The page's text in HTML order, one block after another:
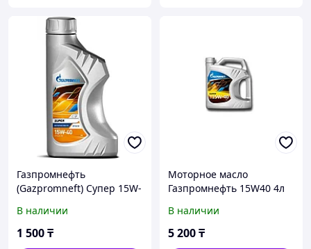
Газпромнефть
(Gazpromneft) Супер 15W-
В наличии
1 500₸
Моторное масло
Газпромнефть 15W40 4л
В наличии
5 200₸